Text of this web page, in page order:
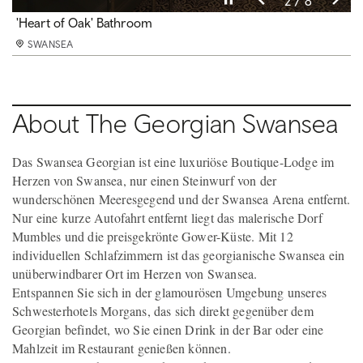
'Elephant' Deluxe Room
SWANSEA
'Heart of Oak' Bathroom
SWANSEA
'Heart of Oak' Deluxe Room
SWANSEA
Georgian Styled
SWANSEA
Boutique Accommodation in the heart of the City
SWANSEA
The Georgian Bar
SWANSEA
'Glory' Bathroom
SWANSEA
The Georgian Restrooms
SWANSEA
About The Georgian Swansea
Das Swansea Georgian ist eine luxuriöse Boutique-Lodge im
Herzen von Swansea, nur einen Steinwurf von der
wunderschönen Meeresgegend und der Swansea Arena entfernt.
Nur eine kurze Autofahrt entfernt liegt das malerische Dorf
Mumbles und die preisgekrönte Gower-Küste. Mit 12
individuellen Schlafzimmern ist das georgianische Swansea ein
unüberwindbarer Ort im Herzen von Swansea.
Entspannen Sie sich in der glamourösen Umgebung unseres
Schwesterhotels Morgans, das sich direkt gegenüber dem
Georgian befindet, wo Sie einen Drink in der Bar oder eine
Mahlzeit im Restaurant genießen können.